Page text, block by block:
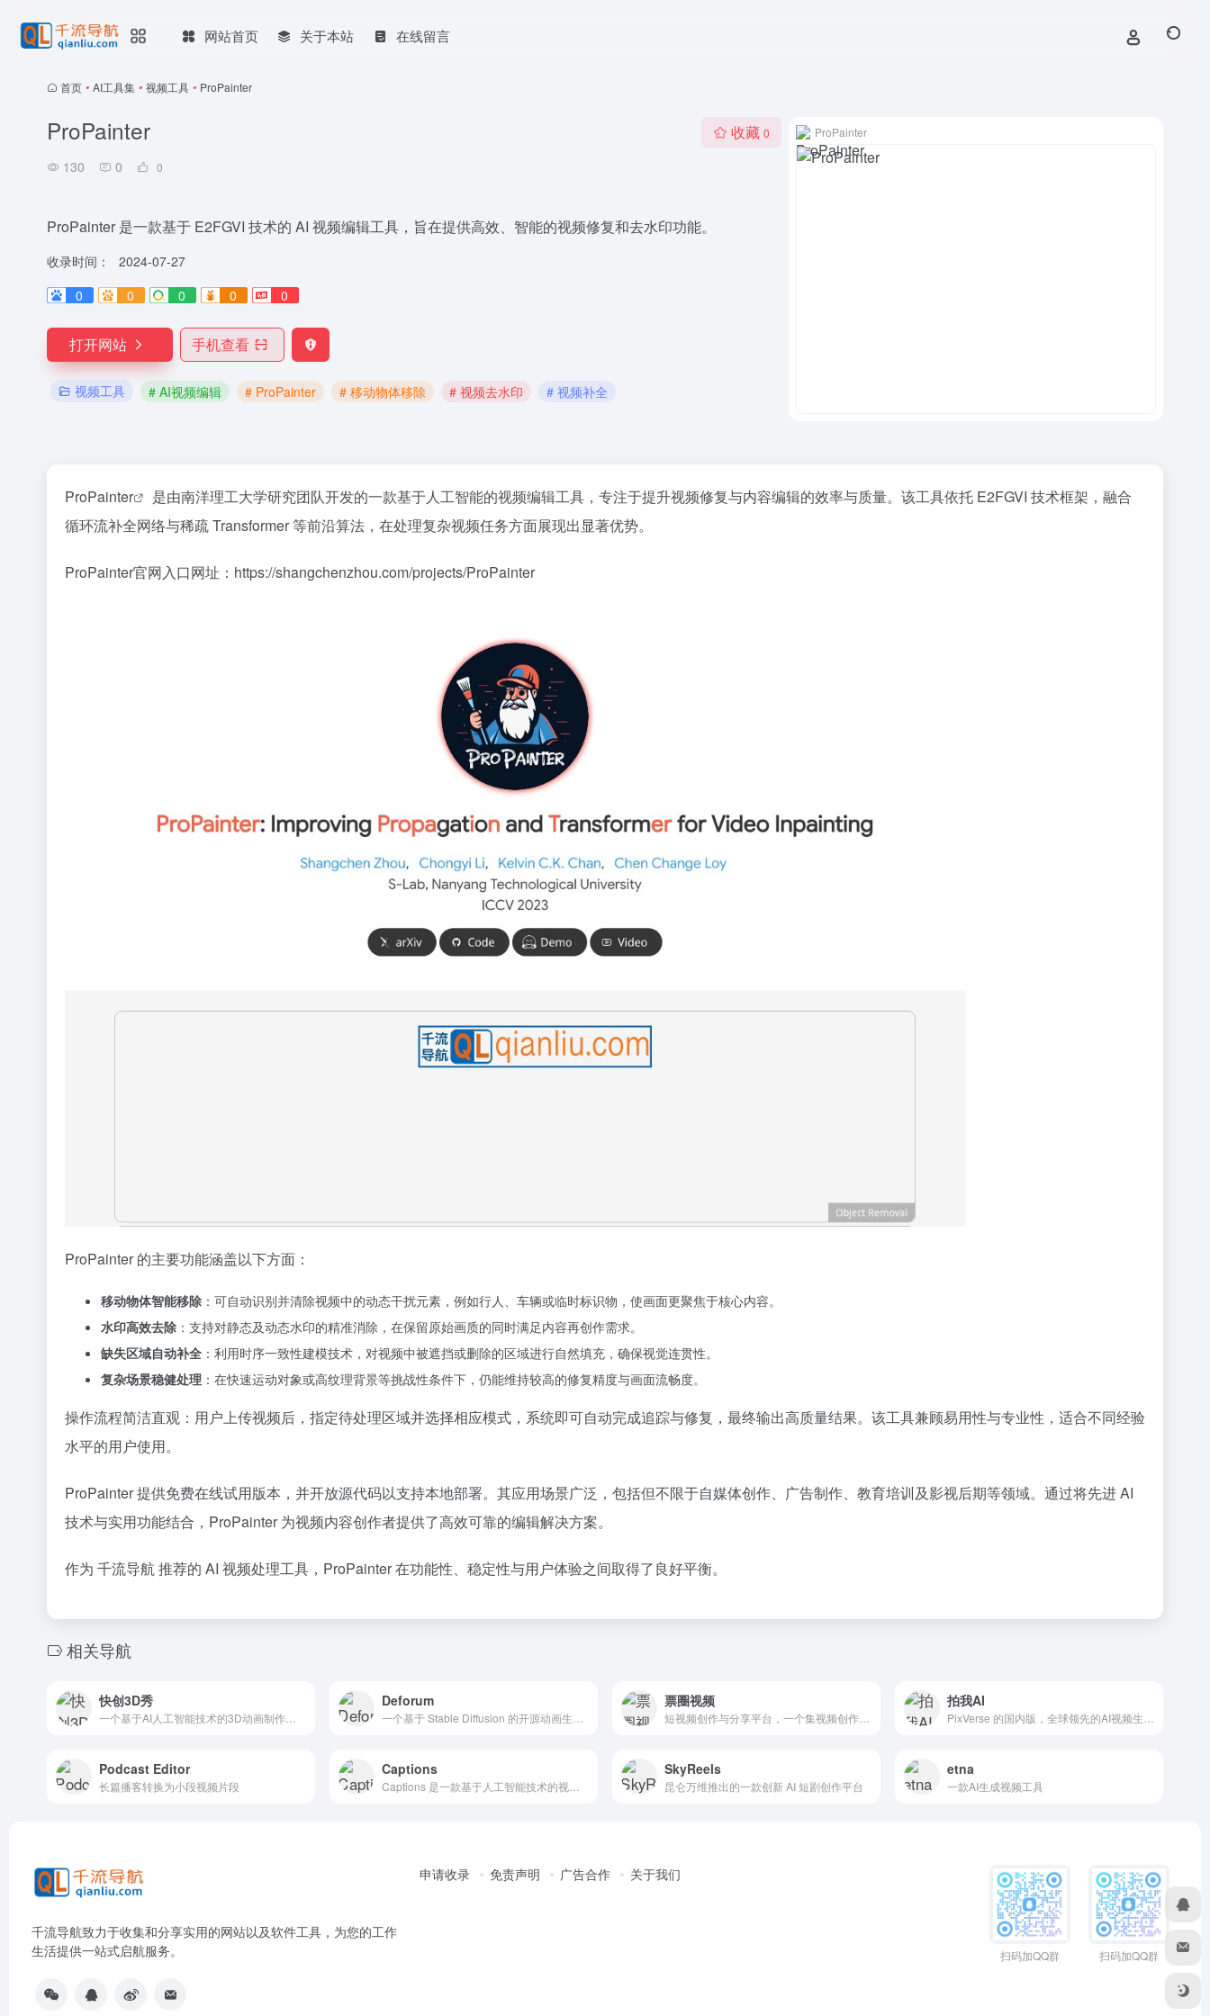
网站首页 关于本站 在线留言
首页 • AI工具集 • 视频工具 • ProPainter
ProPainter
130 0 0
收藏 0
ProPainter 是一款基于 E2FGVI 技术的 AI 视频编辑工具，旨在提供高效、智能的视频修复和去水印功能。
收录时间：
2024-07-27
0
0 0 0 0
打开网站 手机查看
视频工具 # AI视频编辑 # ProPainter # 移动物体移除 # 视频去水印 # 视频补全
ProPainter
ProPainter
是由南洋理工大学研究团队开发的一款基于人工智能的视频编辑工具，专注于提升视频修复与内容编辑的效率与质量。该工具依托 E2FGVI 技术框架，融合
循环流补全网络与稀疏 Transformer 等前沿算法，在处理复杂视频任务方面展现出显著优势。
ProPainter官网入口网址：https://shangchenzhou.com/projects/ProPainter
ProPainter 的主要功能涵盖以下方面：
移动物体智能移除 ：可自动识别并清除视频中的动态干扰元素，例如行人、车辆或临时标识物，使画面更聚焦于核心内容。
水印高效去除 ：支持对静态及动态水印的精准消除，在保留原始画质的同时满足内容再创作需求。
缺失区域自动补全 ：利用时序一致性建模技术，对视频中被遮挡或删除的区域进行自然填充，确保视觉连贯性。
复杂场景稳健处理 ：在快速运动对象或高纹理背景等挑战性条件下，仍能维持较高的修复精度与画面流畅度。
操作流程简洁直观：用户上传视频后，指定待处理区域并选择相应模式，系统即可自动完成追踪与修复，最终输出高质量结果。该工具兼顾易用性与专业性，适合不同经验
水平的用户使用。
ProPainter 提供免费在线试用版本，并开放源代码以支持本地部署。其应用场景广泛，包括但不限于自媒体创作、广告制作、教育培训及影视后期等领域。通过将先进 AI
技术与实用功能结合，ProPainter 为视频内容创作者提供了高效可靠的编辑解决方案。
作为 千流导航 推荐的 AI 视频处理工具，ProPainter 在功能性、稳定性与用户体验之间取得了良好平衡。
相关导航
快创3D秀 Deforum 票圈视频 拍我AI
Podcast Editor
长篇播客转换为小段视频片段
Captions SkyReels
昆仑万维推出的一款创新 AI 短剧创作平台
etna
一款AI生成视频工具
千流导航致力于收集和分享实用的网站以及软件工具，为您的工作
生活提供一站式启航服务。
申请收录 免责声明 广告合作 关于我们
扫码加QQ群 扫码加QQ群